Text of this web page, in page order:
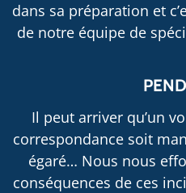
dans sa préparation et
de notre équipe de
Il peut arriver qu’un
correspondance soit
égaré… Nous nous
conséquences de ces